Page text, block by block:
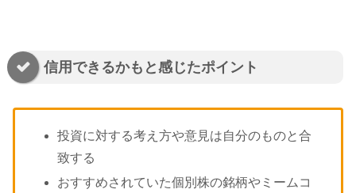
信用できるかもと感じたポイント
投資に対する考え方や意見は自分のものと合
致する
おすすめされていた個別株の銘柄やミームコ